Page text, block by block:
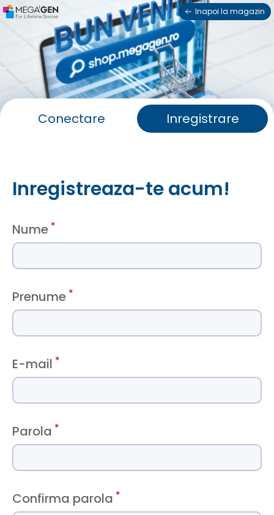
Inapoi la magazin
Conectare Inregistrare
Inregistreaza-te acum!
Nume *
Prenume *
E-mail *
Parola *
Confirma parola *